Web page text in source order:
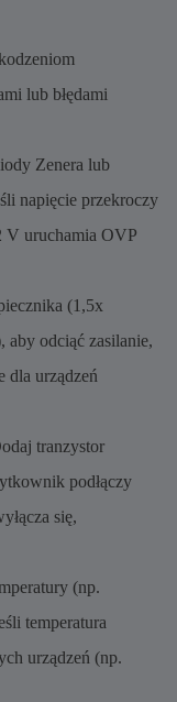
lub błędami
Zenera lub
napięcie przekroczy
V uruchamia OVP
(1,5x
aby odciąć zasilanie,
dla urządzeń
tranzystor
podłączy
się,
(np.
temperatura
urządzeń (np.